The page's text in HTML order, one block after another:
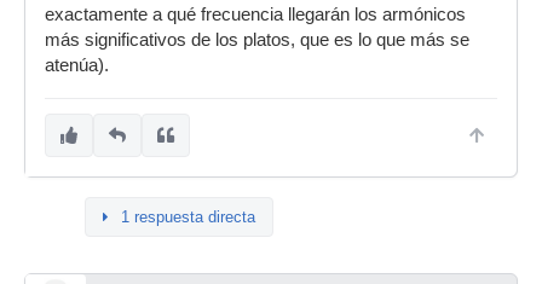
exactamente a qué frecuencia llegarán los armónicos
más significativos de los platos, que es lo que más se
atenúa).
1 respuesta directa